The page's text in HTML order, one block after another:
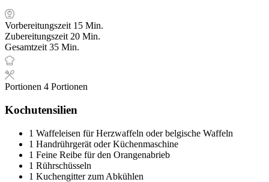
Vorbereitungszeit 15Minuten
Min.
Zubereitungszeit20Minuten
Min.
Gesamtzeit35Minuten
Min.
Portionen 4 Portionen
Kochutensilien
1 Waffeleisen für Herzwaffeln oder belgische Waffeln
1 Handrührgerät oder Küchenmaschine
1 Feine Reibe für den Orangenabrieb
1 Rührschüsseln
1 Kuchengitterzum Abkühlen